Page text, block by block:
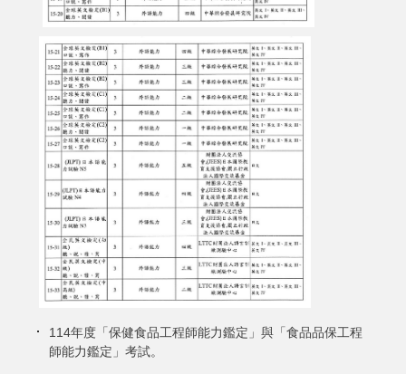
114年度「保健食品工程師能力鑑定」與「食品品保工程
師能力鑑定」考試。